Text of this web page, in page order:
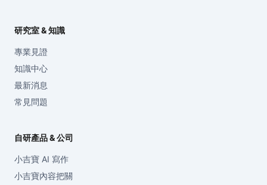
研究室 & 知識
專業見證
知識中心
最新消息
常見問題
自研產品 & 公司
小吉寶 AI 寫作
小吉寶內容把關